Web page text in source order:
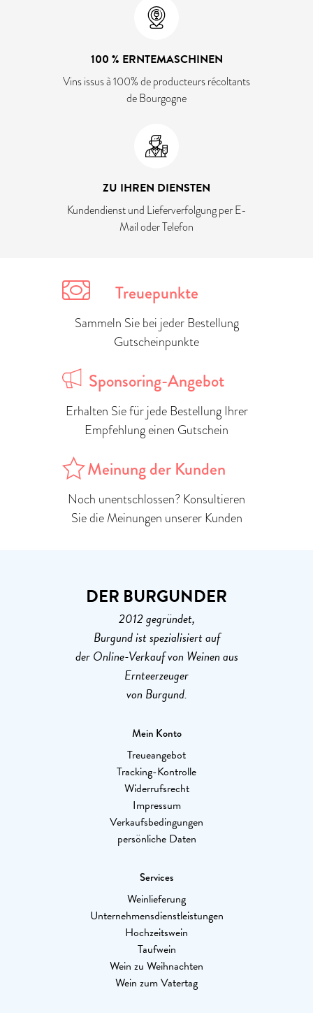
100 % ERNTEMASCHINEN
Vins issus à 100% de producteurs récoltants
de Bourgogne
ZU IHREN DIENSTEN
Kundendienst und Lieferverfolgung per E-
Mail oder Telefon
Treuepunkte
Sammeln Sie bei jeder Bestellung
Gutscheinpunkte
Sponsoring-Angebot
Erhalten Sie für jede Bestellung Ihrer
Empfehlung einen Gutschein
Meinung der Kunden
Noch unentschlossen? Konsultieren
Sie die Meinungen unserer Kunden
DER BURGUNDER
2012 gegründet,
Burgund ist spezialisiert auf
der Online-Verkauf von Weinen aus
Ernteerzeuger
von Burgund.
Mein Konto
Treueangebot
Tracking-Kontrolle
Widerrufsrecht
Impressum
Verkaufsbedingungen
persönliche Daten
Services
Weinlieferung
Unternehmensdienstleistungen
Hochzeitswein
Taufwein
Wein zu Weihnachten
Wein zum Vatertag